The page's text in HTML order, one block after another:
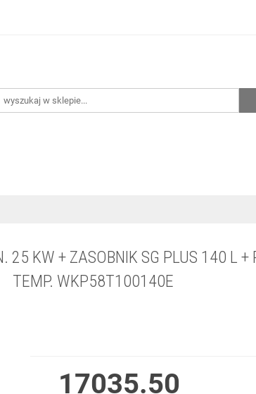
25 KW + ZASOBNIK SG PLUS 140 L
TEMP. WKP58T100140E
17035.50